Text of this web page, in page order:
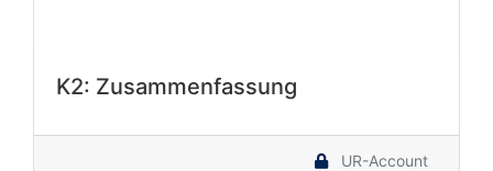
K2: Zusammenfassung
UR-Account